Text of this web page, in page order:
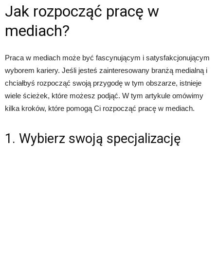
Jak rozpocząć pracę w
mediach?
Praca w mediach może być fascynującym i satysfakcjonującym
wyborem kariery. Jeśli jesteś zainteresowany branżą medialną i
chciałbyś rozpocząć swoją przygodę w tym obszarze, istnieje
wiele ścieżek, które możesz podjąć. W tym artykule omówimy
kilka kroków, które pomogą Ci rozpocząć pracę w mediach.
1. Wybierz swoją specjalizację